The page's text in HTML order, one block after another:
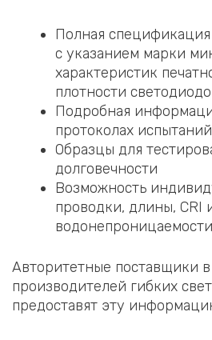
Полная спецификация
с указанием марки
характеристик
плотности
Подробная
протоколах испытаний
Образцы для
долговечности
Возможность
проводки, длины, CRI
водонепроницаемости
Авторитетные поставщики
производителей гибких
предоставят эту